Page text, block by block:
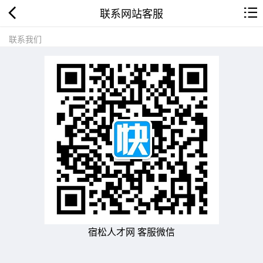
联系网站客服
联系我们
宿松人才网 客服微信